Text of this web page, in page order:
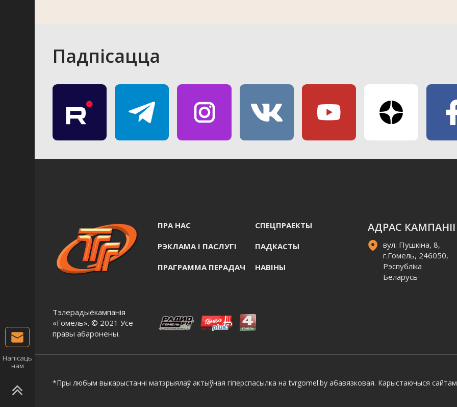
Падпісацца
Тэлерадыёкампанія
«Гомель». © 2021 Усе
правы абаронены.
ПРА НАС СПЕЦПРАЕКТЫ
РЭКЛАМА I ПАСЛУГI ПАДКАСТЫ
ПРАГРАММА ПЕРАДАЧ НАВIНЫ
АДРАС КАМПАНІІ
вул. Пушкіна, 8,
г.Гомель, 246050,
Рэспубліка
Беларусь
*Пры любым выкарыстанні матэрыялаў актыўная гіперспасылка на tvrgomel.by абавязковая. Карыстаючыся
Напісаць
нам